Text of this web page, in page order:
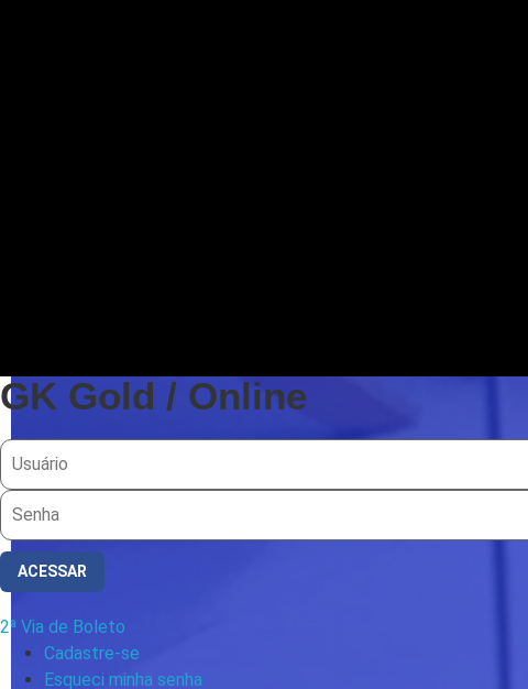
GK Gold / Online
ACESSAR
2ª Via de Boleto
Cadastre-se
Esqueci minha senha